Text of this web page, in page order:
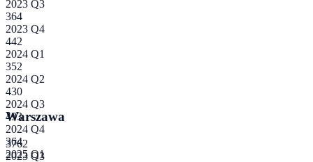
2023 Q3
364
2023 Q4
442
2024 Q1
352
2024 Q2
430
2024 Q3
493
2024 Q4
364
2025 Q1
Warszawa
3762
2023 Q3